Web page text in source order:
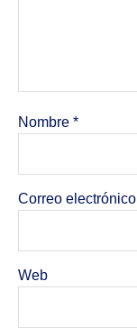
Nombre *
Correo electrónico
Web